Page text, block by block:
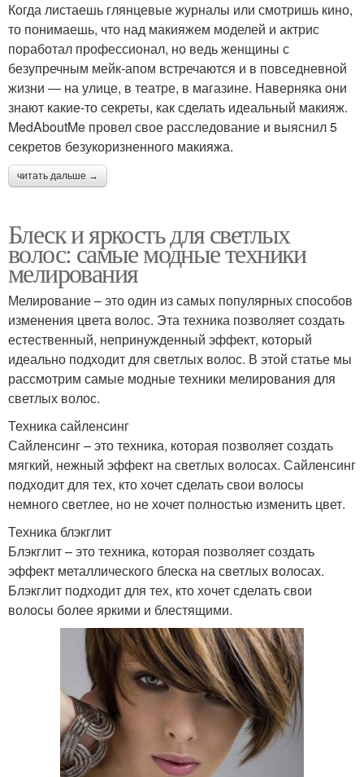
Когда листаешь глянцевые журналы или смотришь кино,
то понимаешь, что над макияжем моделей и актрис
поработал профессионал, но ведь женщины с
безупречным мейк-апом встречаются и в повседневной
жизни — на улице, в театре, в магазине. Наверняка они
знают какие-то секреты, как сделать идеальный макияж.
MedAboutMe провел свое расследование и выяснил 5
секретов безукоризненного макияжа.
читать дальше →
Блеск и яркость для светлых
волос: самые модные техники
мелирования
Мелирование – это один из самых популярных способов
изменения цвета волос. Эта техника позволяет создать
естественный, непринужденный эффект, который
идеально подходит для светлых волос. В этой статье мы
рассмотрим самые модные техники мелирования для
светлых волос.
Техника сайленсинг
Сайленсинг – это техника, которая позволяет создать
мягкий, нежный эффект на светлых волосах. Сайленсинг
подходит для тех, кто хочет сделать свои волосы
немного светлее, но не хочет полностью изменить цвет.
Техника блэкглит
Блэкглит – это техника, которая позволяет создать
эффект металлического блеска на светлых волосах.
Блэкглит подходит для тех, кто хочет сделать свои
волосы более яркими и блестящими.